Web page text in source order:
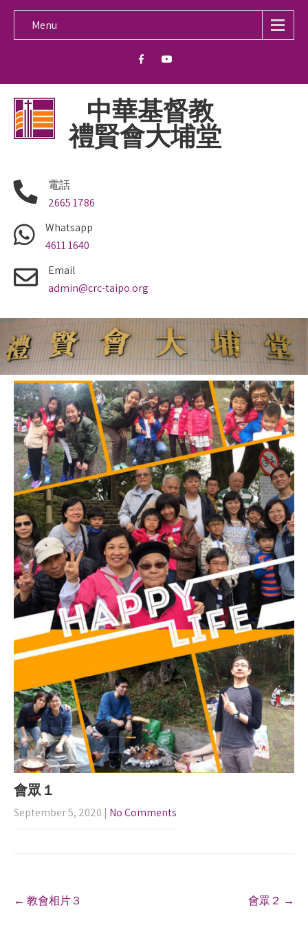
Menu
中華基督教
禮賢會大埔堂
電話
2665 1786
Whatsapp
4611 1640
Email
admin@crc-taipo.org
會眾１
September 5, 2020 | No Comments
o
← 教會相片３ 會眾２ →